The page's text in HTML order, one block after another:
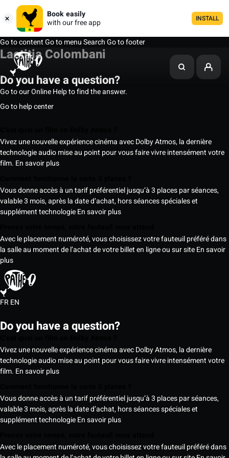
Book easily
with our free app
INSTALL
Go to contentGo to menuSearchGo to footer
Laetitia Colombani
Do you have a question?
Go to our Online Help to find the answer.
Go to help center
Vivez une nouvelle expérience cinéma avec Dolby Atmos, la dernière
technologie audio mise au point pour vous faire vivre intensément votre
film. En savoir plus
Vous donne accès à un tarif préférentiel jusqu’à 3 places par séances,
valable 3 mois, après la date d’achat, hors séances spéciales et
supplément technologieEn savoir plus
Avec le placement numéroté, vous choisissez votre fauteuil préféré dans
la salle au moment de l’achat de votre billet en ligne ou sur siteEn savoir
plus
FREN
Do you have a question?
Vivez une nouvelle expérience cinéma avec Dolby Atmos, la dernière
technologie audio mise au point pour vous faire vivre intensément votre
film. En savoir plus
Vous donne accès à un tarif préférentiel jusqu’à 3 places par séances,
valable 3 mois, après la date d’achat, hors séances spéciales et
supplément technologieEn savoir plus
Avec le placement numéroté, vous choisissez votre fauteuil préféré dans